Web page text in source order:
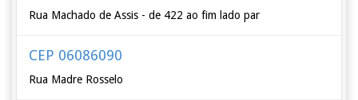
Rua Machado de Assis - de 422 ao fim lado par
CEP 06086090
Rua Madre Rosselo